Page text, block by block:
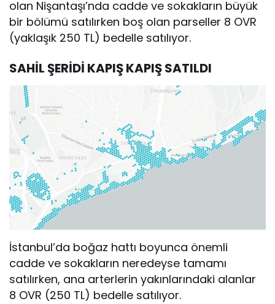
olan Nişantaşı’nda cadde ve sokakların büyük
bir bölümü satılırken boş olan parseller 8 OVR
(yaklaşık 250 TL) bedelle satılıyor.
SAHİL ŞERİDİ KAPIŞ KAPIŞ SATILDI
İstanbul’da boğaz hattı boyunca önemli
cadde ve sokakların neredeyse tamamı
satılırken, ana arterlerin yakınlarındaki alanlar
8 OVR (250 TL) bedelle satılıyor.